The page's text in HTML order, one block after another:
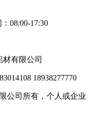
08:00-17:30
材有限公司
18938277770
公司所有，个人或企业